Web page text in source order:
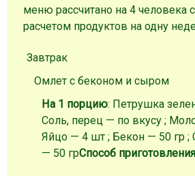
меню рассчитано на 4 человека
расчетом продуктов на одну
Завтрак
Омлет с беконом и сыром
На 1 порцию: Петрушка
Соль, перец — по вкусу ;
Яйцо — 4 шт ; Бекон — 50 гр
— 50 грСпособ